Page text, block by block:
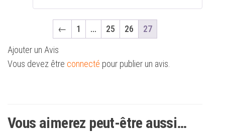
← 1 … 25 26
27
Ajouter un Avis
Vous devez être connecté pour publier un avis.
Vous aimerez peut-être aussi…